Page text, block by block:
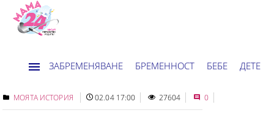
ЗАБРЕМЕНЯВАНЕ БРЕМЕННОСТ БЕБЕ ДЕТЕ
ДОМ НОВИНИ ХОРОСКОП
МОЯТА ИСТОРИЯ 02.04 17:00 27604 0